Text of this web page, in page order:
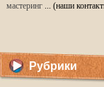
мастеринг ... (наши
Рубрики